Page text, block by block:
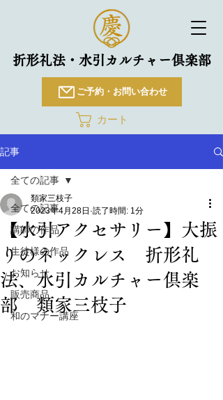
折形礼法・水引カルチャー倶楽部
ご予約・お問い合わせ
カート
記事
全ての記事
講師の作品
生徒様の作品
お知らせ
販売商品
和のマナー講座
全ての記事
【水引アクセサリー】大振
りのネックレス 折形礼
法、水引カルチャー倶楽
部 類家三枝子
類家三枝子
2023年4月28日 読了時間: 1分